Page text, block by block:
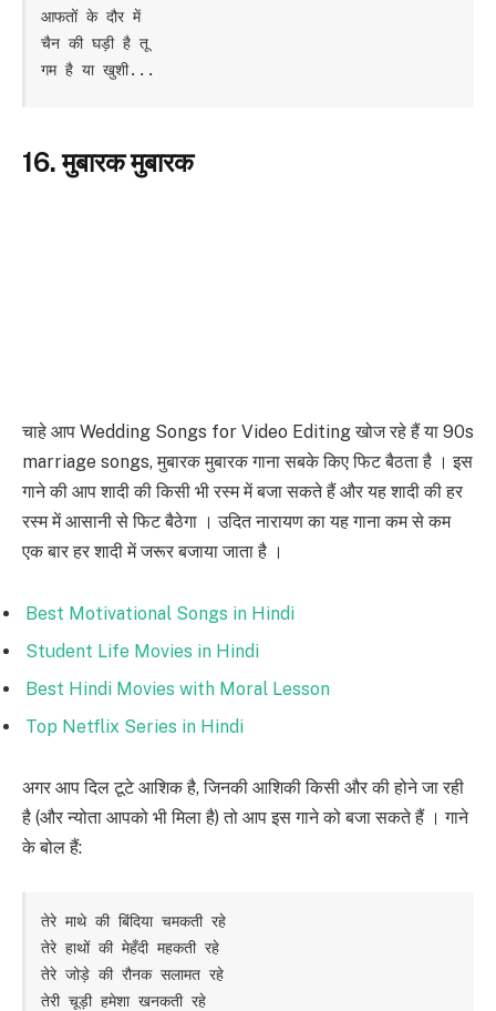
आफतों के दौर में
चैन की घड़ी है तू
गम है या खुशी...
16. मुबारक मुबारक
चाहे आप Wedding Songs for Video Editing खोज रहे हैं या 90s
marriage songs, मुबारक मुबारक गाना सबके किए फिट बैठता है । इस
गाने की आप शादी की किसी भी रस्म में बजा सकते हैं और यह शादी की हर
रस्म में आसानी से फिट बैठेगा । उदित नारायण का यह गाना कम से कम
एक बार हर शादी में जरूर बजाया जाता है ।
Best Motivational Songs in Hindi
Student Life Movies in Hindi
Best Hindi Movies with Moral Lesson
Top Netflix Series in Hindi
अगर आप दिल टूटे आशिक है, जिनकी आशिकी किसी और की होने जा रही
है (और न्योता आपको भी मिला है) तो आप इस गाने को बजा सकते हैं । गाने
के बोल हैं:
तेरे माथे की बिंदिया चमकती रहे
तेरे हाथों की मेहँदी महकती रहे
तेरे जोड़े की रौनक सलामत रहे
तेरी चूड़ी हमेशा खनकती रहे